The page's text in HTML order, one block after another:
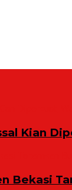
Kian
Bekasi